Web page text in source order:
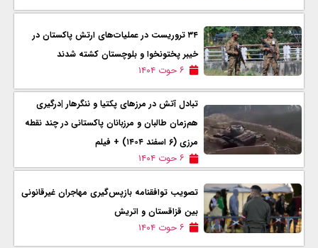
۳۴ تروریست در عملیات‌های ارتش پاکستان در
خیبر پختونخوا و بلوچستان کشته شدند
۶ حوت ۱۴۰۴
تبادل آتش در مرزهای پکتیا و ننگرهار |درگیری
هم‌زمان طالبان و مرزبانان پاکستانی در چند نقطه
مرزی (۶ اسفند ۱۴۰۴) + فیلم
۶ حوت ۱۴۰۴
تصویب توافقنامه بازپس‌گیری مهاجران غیرقانونی
بین قزاقستان و اتریش
۶ حوت ۱۴۰۴